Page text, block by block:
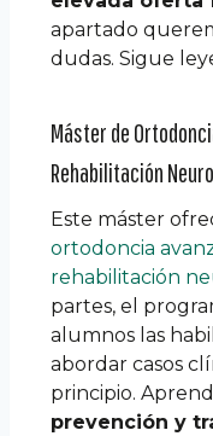
apartado
dudas. Sigue
Máster de
Rehabilitación
Este máster
ortodoncia
rehabilitación
partes, el
alumnos las
abordar casos
principio.
prevención y